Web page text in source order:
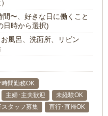
〜、好きな日に働くこと
日時から選択)
風呂、洗面所、リビン
時間勤務OK
主婦･主夫歓迎
未経験OK
スタッフ募集 直行･直帰OK